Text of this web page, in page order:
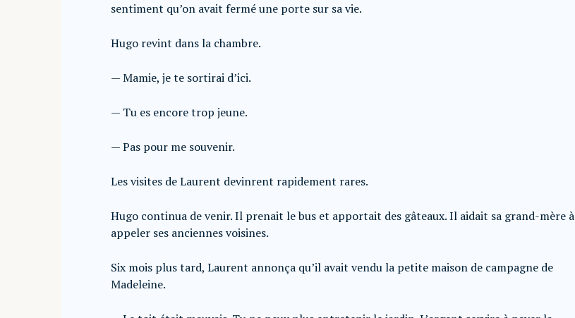
sentiment qu’on avait fermé une porte sur sa vie.
Hugo revint dans la chambre.
— Mamie, je te sortirai d’ici.
— Tu es encore trop jeune.
— Pas pour me souvenir.
Les visites de Laurent devinrent rapidement rares.
Hugo continua de venir. Il prenait le bus et apportait des gâteaux. Il aidait sa grand-mère à
appeler ses anciennes voisines.
Six mois plus tard, Laurent annonça qu’il avait vendu la petite maison de campagne de
Madeleine.